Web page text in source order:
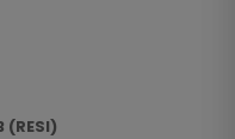
(RESI)